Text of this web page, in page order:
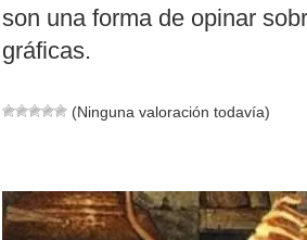
son una forma de opinar
gráficas.
(Ninguna valoración todavía)